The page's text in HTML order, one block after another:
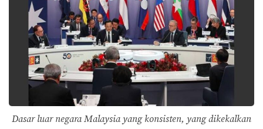
Dasar luar negara Malaysia yang konsisten, yang dikekalkan